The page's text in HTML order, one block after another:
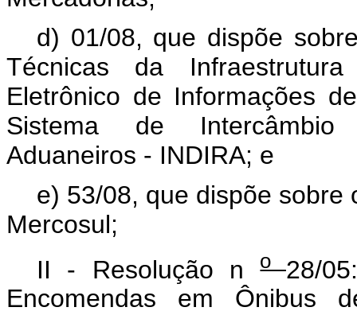
d) 01/08, que dispõe
Técnicas da
Eletrônico de Informações
Sistema de
Aduaneiros - INDIRA; e
e) 53/08, que dispõe sobre
Mercosul;
II - Resolução no 28/
Encomendas em Ônibus